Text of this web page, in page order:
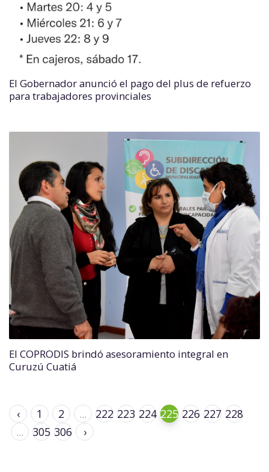
El Gobernador anunció el pago del plus de refuerzo
para trabajadores provinciales
El COPRODIS brindó asesoramiento integral en
Curuzú Cuatiá
‹ 1 2 ... 222 223 224 225 226 227 228
...
305 306 ›